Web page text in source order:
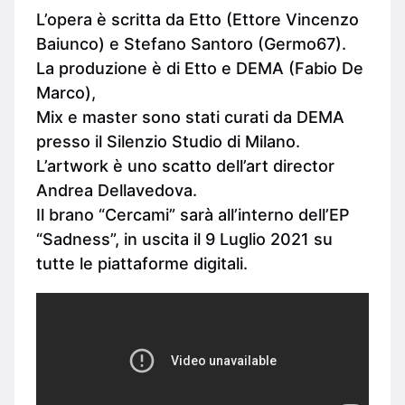
L’opera è scritta da Etto (Ettore Vincenzo
Baiunco) e Stefano Santoro (Germo67).
La produzione è di Etto e DEMA (Fabio De
Marco),
Mix e master sono stati curati da DEMA
presso il Silenzio Studio di Milano.
L’artwork è uno scatto dell’art director
Andrea Dellavedova.
Il brano “Cercami” sarà all’interno dell’EP
“Sadness”, in uscita il 9 Luglio 2021 su
tutte le piattaforme digitali.